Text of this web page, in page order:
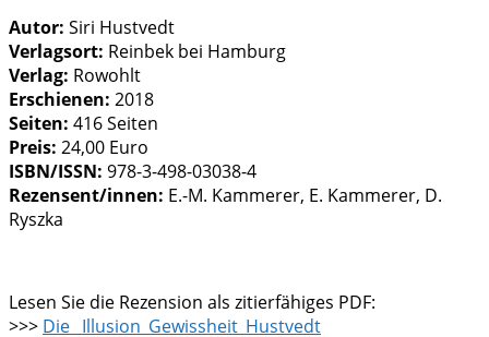
Autor: Siri Hustvedt
Verlagsort: Reinbek bei Hamburg
Verlag: Rowohlt
Erschienen: 2018
Seiten: 416 Seiten
Preis: 24,00 Euro
ISBN/ISSN: 978-3-498-03038-4
Rezensent/innen: E.-M. Kammerer, E. Kammerer, D.
Ryszka
Lesen Sie die Rezension als zitierfähiges PDF:
>>> Die_ Illusion_Gewissheit_Hustvedt